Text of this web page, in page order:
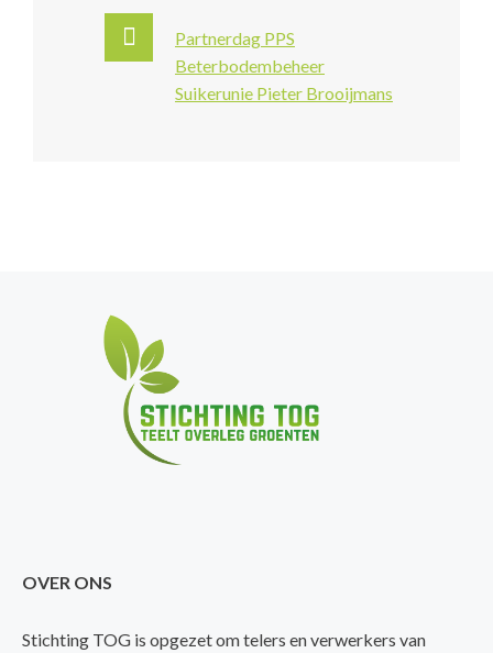
Partnerdag PPS
Beterbodembeheer
Suikerunie Pieter Brooijmans
OVER ONS
Stichting TOG is opgezet om telers en verwerkers van